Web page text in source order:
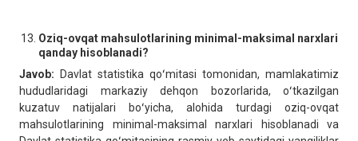
Oziq-ovqat mahsulotlarining minimal-maksimal narxlari
qanday hisoblanadi?
Javob: Davlat statistika qoʻmitasi tomonidan, mamlakatimiz
hududlaridagi markaziy dehqon bozorlarida, oʻtkazilgan
kuzatuv natijalari boʻyicha, alohida turdagi oziq-ovqat
mahsulotlarining minimal-maksimal narxlari hisoblanadi va